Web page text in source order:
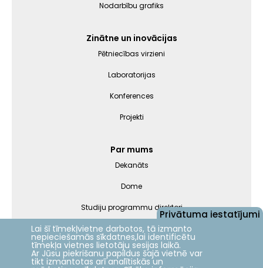
Nodarbību grafiks
Zinātne un inovācijas
Pētniecības virzieni
Laboratorijas
Konferences
Projekti
Par mums
Dekanāts
Dome
Studiju programmu direktori
Darbinieki
Nāc studēt
Privātuma iestatījumi
Lai šī tīmekļvietne darbotos, tā izmanto
nepieciešamās sīkdatnes,lai identificētu
tīmekļa vietnes lietotāju sesijas laikā.
Ar Jūsu piekrišanu papildus šajā vietnē var
tikt izmantotas arī analītiskās un